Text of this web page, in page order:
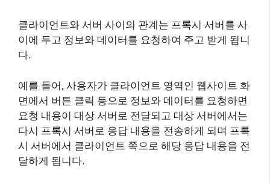
클라이언트와 서버 사이의 관계는 프록시 서버를 사
이에 두고 정보와 데이터를 요청하여 주고 받게 됩니
다.
예를 들어, 사용자가 클라이언트 영역인 웹사이트 화
면에서 버튼 클릭 등으로 정보와 데이터를 요청하면
요청 내용이 대상 서버로 전달되고 대상 서버에서는
다시 프록시 서버로 응답 내용을 전송하게 되며 프록
시 서버에서 클라이언트 쪽으로 해당 응답 내용을 전
달하게 됩니다.